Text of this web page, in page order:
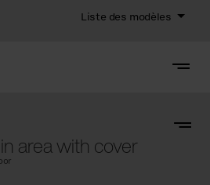
Liste des modèles
area with cover